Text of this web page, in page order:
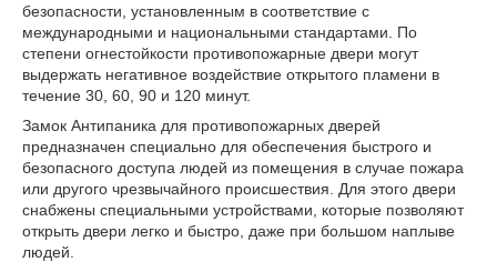
безопасности, установленным в соответствие с
международными и национальными стандартами. По
степени огнестойкости противопожарные двери могут
выдержать негативное воздействие открытого пламени в
течение 30, 60, 90 и 120 минут.
Замок Антипаника для противопожарных дверей
предназначен специально для обеспечения быстрого и
безопасного доступа людей из помещения в случае пожара
или другого чрезвычайного происшествия. Для этого двери
снабжены специальными устройствами, которые позволяют
открыть двери легко и быстро, даже при большом наплыве
людей.